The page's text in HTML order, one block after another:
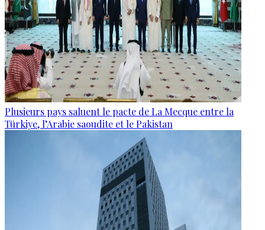
Plusieurs pays saluent le pacte de La Mecque entre la
Türkiye, l’Arabie saoudite et le Pakistan